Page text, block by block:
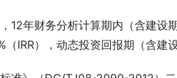
12年财务分析计算期内（含建设
IRR），动态投资回报期（含建